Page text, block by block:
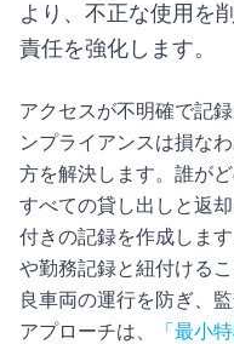
より、不正な使用を
責任を強化します。
アクセスが不明確で記
ンプライアンスは損な
方を解決します。誰が
すべての貸し出しと返
付きの記録を作成しま
や勤務記録と紐付ける
良車両の運行を防ぎ、
アプローチは、
「最小特